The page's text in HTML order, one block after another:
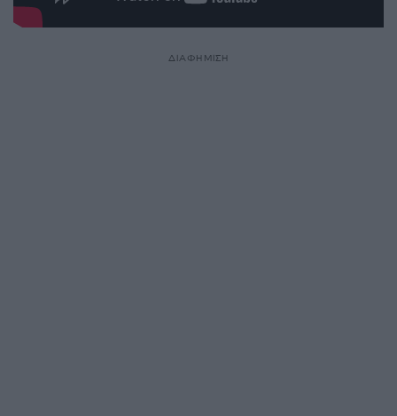
ΔΙΑΦΗΜΙΣΗ